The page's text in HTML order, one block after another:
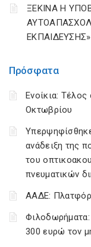
Πρόσφατα
Ενοίκια:
Οκτωβρίου
ανάδειξη της
του
πνευματικών
ΑΑΔΕ:
300 ευρώ τον
ΞΕΚΙΝΑ Η